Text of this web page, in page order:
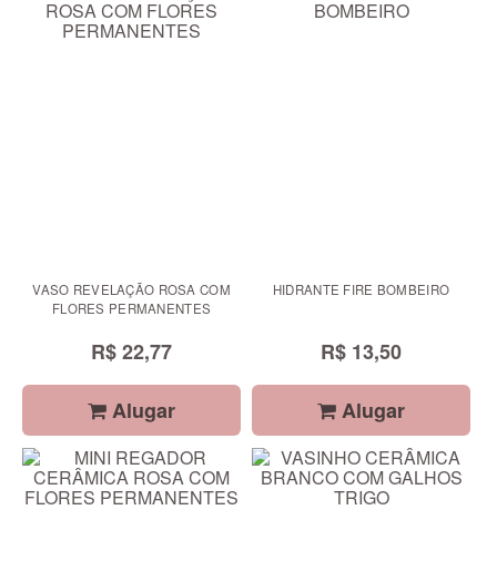
VASO REVELAÇÃO ROSA COM
FLORES PERMANENTES
R$ 22,77
Alugar
HIDRANTE FIRE BOMBEIRO
R$ 13,50
Alugar